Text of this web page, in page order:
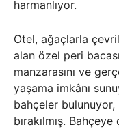
harmanlıyor.
Otel, ağaçlarla
alan özel peri
manzarasını ve
yaşama imkânı
bahçeler bulunuyor,
bırakılmış.